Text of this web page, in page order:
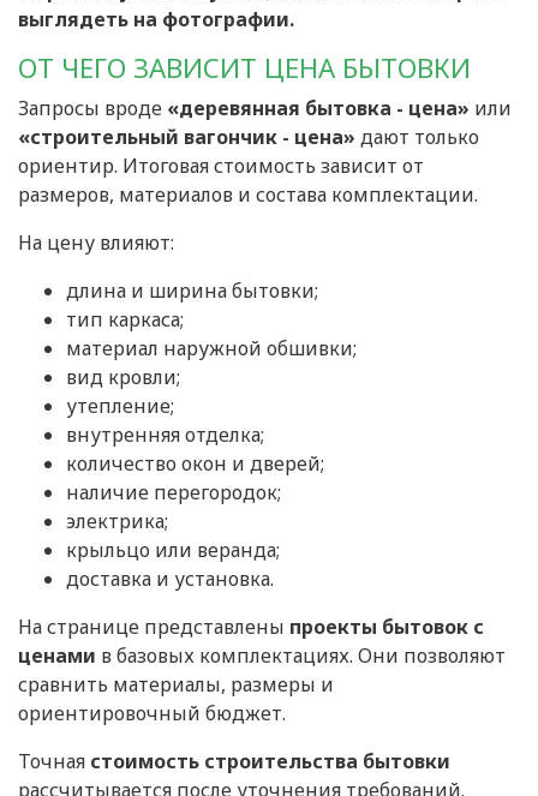
выглядеть на фотографии.
ОТ ЧЕГО ЗАВИСИТ ЦЕНА БЫТОВКИ
Запросы вроде «деревянная бытовка - цена» или
«строительный вагончик - цена» дают только
ориентир. Итоговая стоимость зависит от
размеров, материалов и состава комплектации.
На цену влияют:
длина и ширина бытовки;
тип каркаса;
материал наружной обшивки;
вид кровли;
утепление;
внутренняя отделка;
количество окон и дверей;
наличие перегородок;
электрика;
крыльцо или веранда;
доставка и установка.
На странице представлены проекты бытовок с
ценами в базовых комплектациях. Они позволяют
сравнить материалы, размеры и
ориентировочный бюджет.
Точная стоимость строительства бытовки
рассчитывается после уточнения требований.